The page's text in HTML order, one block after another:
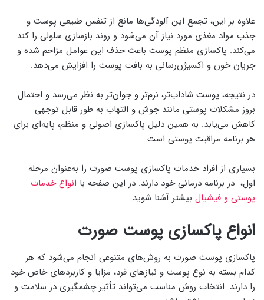
علاوه بر این، تجمع این آلودگی‌ها مانع از تنفس طبیعی پوست و
جذب مواد مغذی مورد نیاز آن می‌شود و روند بازسازی سلولی را کند
می‌کند. پاکسازی منظم پوست باعث حذف این عوامل مزاحم شده و
جریان خون و اکسیژن‌رسانی به بافت پوست را افزایش می‌دهد.
در نتیجه، پوست شاداب‌تر، نرم‌تر و جوان‌تر به نظر می‌رسد و احتمال
بروز مشکلات پوستی مانند جوش و التهاب به طور قابل توجهی
کاهش می‌یابد. به همین دلیل پاکسازی اصولی و منظم، پایه‌ای برای
هر برنامه مراقبت پوستی است.
بسیاری از افراد خدمات پاکسازی پوست صورت را به‌عنوان مرحله
اول، در برنامه درمانی خود دارند. در این صفحه با انواع خدمات
پوستی و فیشیال بیشتر آشنا شوید.
انواع پاکسازی پوست صورت
پاکسازی پوست صورت به روش‌های متنوعی انجام می‌شود که هر
کدام بسته به نوع پوست و نیازهای فرد، مزایا و کاربردهای خاص خود
را دارند. انتخاب روش مناسب می‌تواند تأثیر چشمگیری در سلامت و